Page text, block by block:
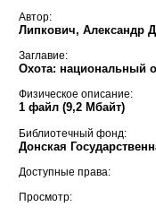
Автор:
Липкович, Александр
Заглавие:
Охота: национальный
Физическое описание:
1 файл (9,2 Мбайт)
Библиотечный фонд:
Донская
Доступные права:
Просмотр: